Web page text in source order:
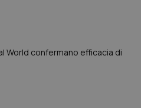
World confermano efficacia di